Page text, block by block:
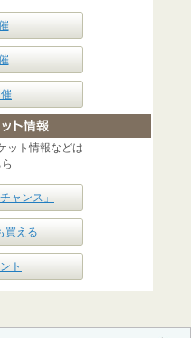
ット情報などは
ャンス」
買える
ト